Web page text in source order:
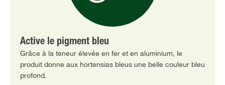
Active le pigment bleu
Grâce à la teneur élevée en fer et en aluminium, le
produit donne aux hortensias bleus une belle couleur bleu
profond.